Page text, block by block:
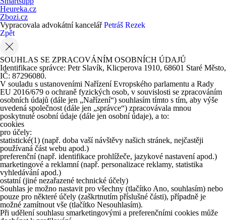
Heureka.cz
Zbozi.cz
Vypracovala advokátní kancelářPetráš Rezek
Zpět
SOUHLAS SE ZPRACOVÁNÍM OSOBNÍCH ÚDAJŮ
Identifikace správce: Petr Slavík, Klicperova 1910, 68601 Staré Město,
IČ: 87296080.
V souladu s ustanoveními Nařízení Evropského parlamentu a Rady
EU 2016/679 o ochraně fyzických osob, v souvislosti se zpracováním
osobních údajů (dále jen „Nařízení“) souhlasím tímto s tím, aby výše
uvedená společnost (dále jen „správce“) zpracovávala mnou
poskytnuté osobní údaje (dále jen osobní údaje), a to:
cookies
pro účely:
statistické(1) (např. doba vaší návštěvy našich stránek, nejčastěji
používaná část webu apod.)
preferenční (např. identifikace prohlížeče, jazykové nastavení apod.)
marketingové a reklamní (např. personalizace reklamy, statistika
vyhledávání apod.)
ostatní (jiné nezařazené technické účely)
Souhlas je možno nastavit pro všechny (tlačítko Ano, souhlasím) nebo
pouze pro některé účely (zaškrtnutím příslušné části), případně je
možné zamítnout vše (tlačítko Nesouhlasím).
Při udělení souhlasu smarketingovými a preferenčními cookies může